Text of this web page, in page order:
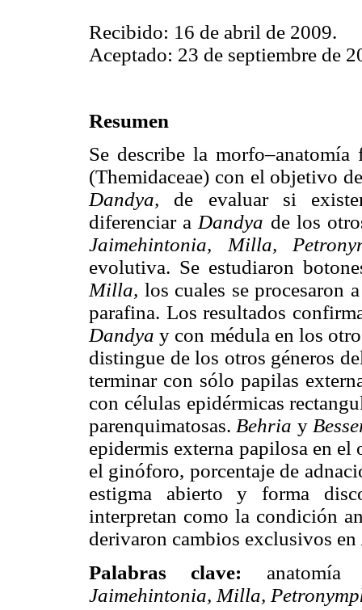
Recibido: 16 de abril de 2009.
Aceptado: 23 de septiembre de
Resumen
Se describe la
(Themidaceae) con el objetivo
Dandya, de evaluar si
diferenciar a Dandya de los
Jaimehintonia, Milla,
evolutiva. Se estudiaron
Milla, los cuales se procesaron
parafina. Los resultados
Dandyay con médula en los
distingue de los otros géneros
terminar con sólo papilas
con células epidérmicas
parenquimatosas. Behria y
epidermis externa papilosa en el
el ginóforo, porcentaje de
estigma abierto y forma
interpretan como la condición
derivaron cambios exclusivos en
Palabras clave:
Jaimehintonia, Milla,